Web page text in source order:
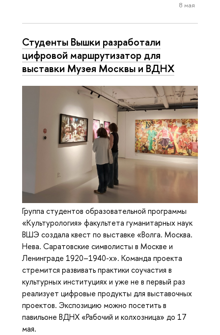
8 мая
Студенты Вышки разработали
цифровой маршрутизатор для
выставки Музея Москвы и ВДНХ
Группа студентов образовательной программы
«Культурология» факультета гуманитарных наук
ВШЭ создала квест по выставке «Волга. Москва.
Нева. Саратовские символисты в Москве и
Ленинграде 1920–1940-х». Команда проекта
стремится развивать практики соучастия в
культурных институциях и уже не в первый раз
реализует цифровые продукты для выставочных
проектов. Экспозицию можно посетить в
павильоне ВДНХ «Рабочий и колхозница» до 17
мая.